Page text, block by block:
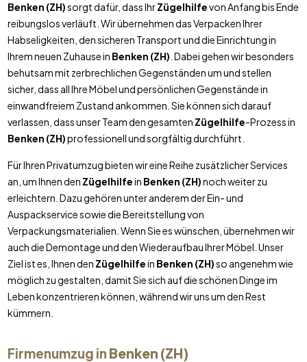
Benken (ZH)sorgt dafür, dass IhrZügelhilfevon Anfang bis Ende
reibungslos verläuft. Wir übernehmen das Verpacken Ihrer
Habseligkeiten, den sicheren Transport und die Einrichtung in
Ihrem neuen Zuhause in Benken (ZH) . Dabei gehen wir besonders
behutsam mit zerbrechlichen Gegenständen um und stellen
sicher, dass all Ihre Möbel und persönlichen Gegenstände in
einwandfreiem Zustand ankommen. Sie können sich darauf
verlassen, dass unser Team den gesamten Zügelhilfe-Prozess in
Benken (ZH)professionell und sorgfältig durchführt.
Für Ihren Privatumzug bieten wir eine Reihe zusätzlicher Services
an, um Ihnen den Zügelhilfein Benken (ZH)noch weiter zu
erleichtern. Dazu gehören unter anderem der Ein- und
Auspackservice sowie die Bereitstellung von
Verpackungsmaterialien. Wenn Sie es wünschen, übernehmen wir
auch die Demontage und den Wiederaufbau Ihrer Möbel. Unser
Ziel ist es, Ihnen den Zügelhilfein Benken (ZH)so angenehm wie
möglich zu gestalten, damit Sie sich auf die schönen Dinge im
Leben konzentrieren können, während wir uns um den Rest
kümmern.
Firmenumzug in Benken (ZH)